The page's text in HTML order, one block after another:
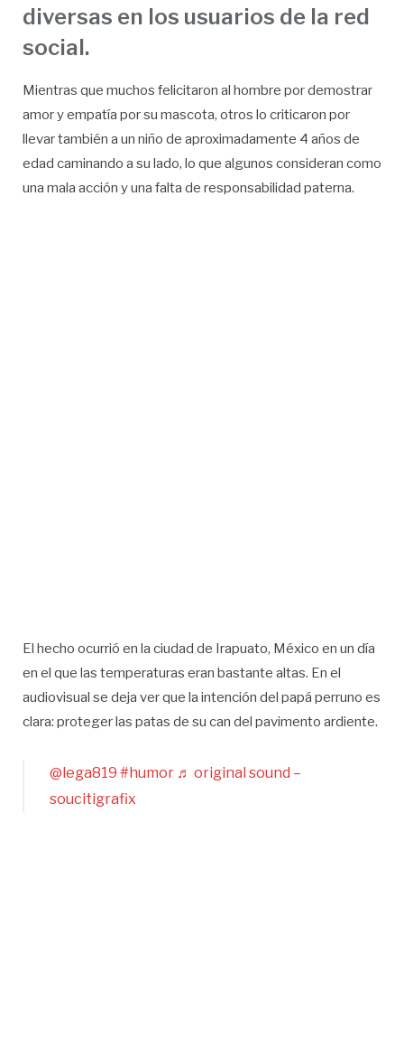
diversas en los usuarios de la red
social.
Mientras que muchos felicitaron al hombre por demostrar
amor y empatía por su mascota, otros lo criticaron por
llevar también a un niño de aproximadamente 4 años de
edad caminando a su lado, lo que algunos consideran como
una mala acción y una falta de responsabilidad paterna.
El hecho ocurrió en la ciudad de Irapuato, México en un día
en el que las temperaturas eran bastante altas. En el
audiovisual se deja ver que la intención del papá perruno es
clara: proteger las patas de su can del pavimento ardiente.
@lega819 #humor ♬ original sound –
soucitigrafix